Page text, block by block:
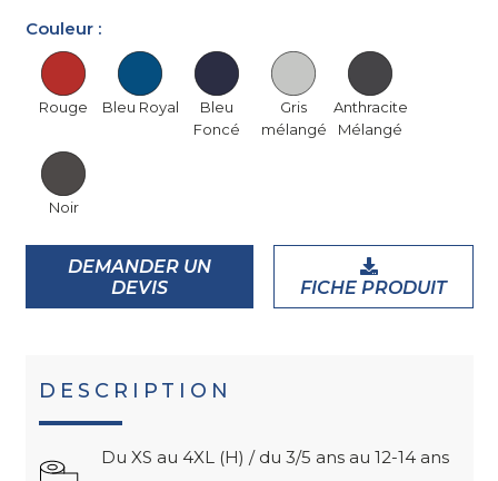
Couleur :
Rouge Bleu Royal
Bleu
Foncé
Gris
mélangé
Anthracite
Mélangé
Noir
DEMANDER UN
DEVIS
FICHE PRODUIT
DESCRIPTION
Du XS au 4XL (H) / du 3/5 ans au 12-14 ans